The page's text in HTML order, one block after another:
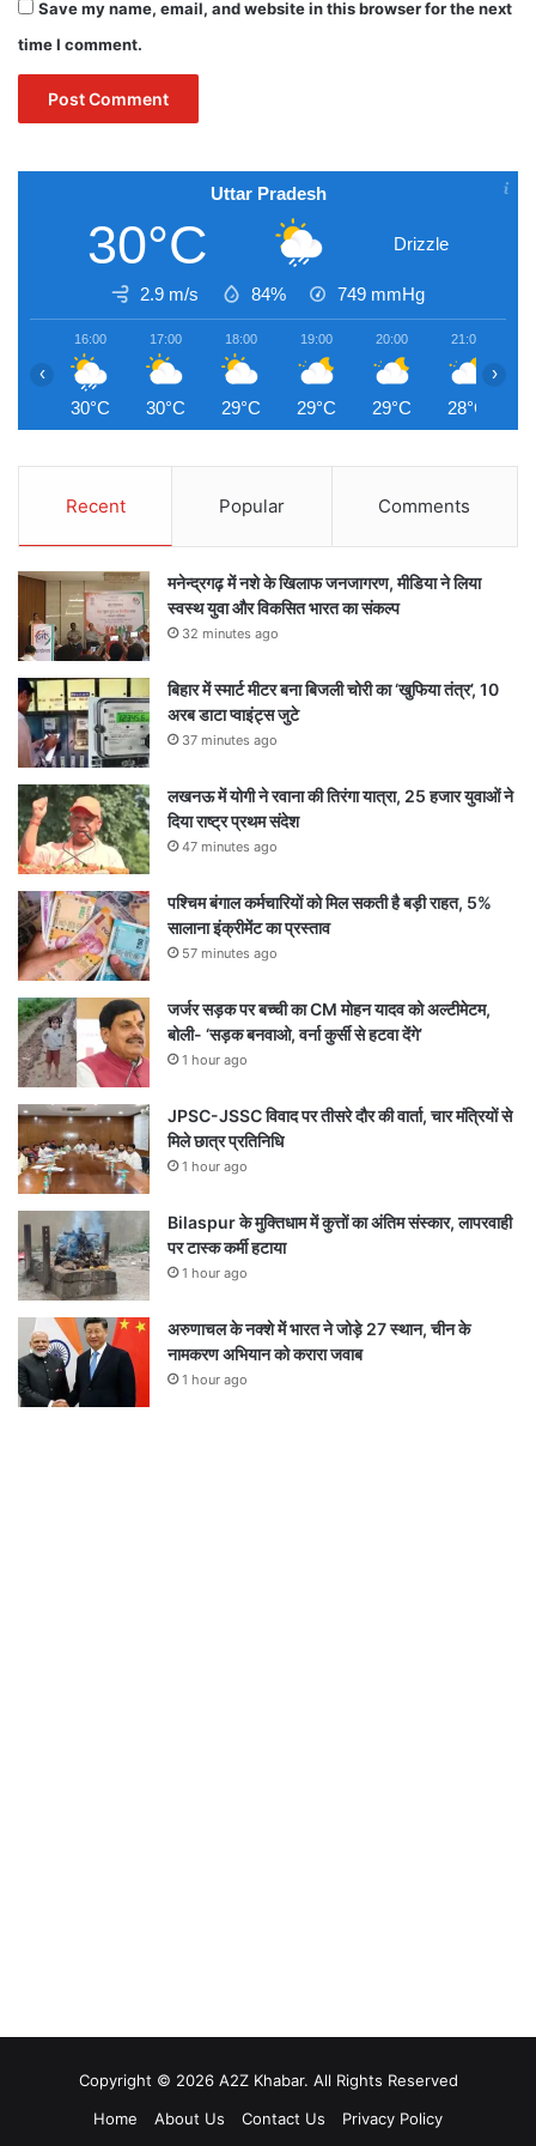
Save my name, email, and website in this browser for the next
time I comment.
Uttar Pradesh
30°C Drizzle
2.9 m/s 84% 749 mmHg
16:00
30°C
17:00
30°C
18:00
29°C
19:00
29°C
20:00
29°C
21:00
28°C
‹ ›
Recent Popular Comments
मनेन्द्रगढ़ में नशे के खिलाफ जनजागरण, मीडिया ने लिया
स्वस्थ युवा और विकसित भारत का संकल्प
32 minutes ago
बिहार में स्मार्ट मीटर बना बिजली चोरी का ‘खुफिया तंत्र’, 10
अरब डाटा प्वाइंट्स जुटे
37 minutes ago
लखनऊ में योगी ने रवाना की तिरंगा यात्रा, 25 हजार युवाओं ने
दिया राष्ट्र प्रथम संदेश
47 minutes ago
पश्चिम बंगाल कर्मचारियों को मिल सकती है बड़ी राहत, 5%
सालाना इंक्रीमेंट का प्रस्ताव
57 minutes ago
जर्जर सड़क पर बच्ची का CM मोहन यादव को अल्टीमेटम,
बोली- ‘सड़क बनवाओ, वर्ना कुर्सी से हटवा देंगे’
1 hour ago
JPSC-JSSC विवाद पर तीसरे दौर की वार्ता, चार मंत्रियों से
मिले छात्र प्रतिनिधि
1 hour ago
Bilaspur के मुक्तिधाम में कुत्तों का अंतिम संस्कार, लापरवाही
पर टास्क कर्मी हटाया
1 hour ago
अरुणाचल के नक्शे में भारत ने जोड़े 27 स्थान, चीन के
नामकरण अभियान को करारा जवाब
1 hour ago
Copyright © 2026 A2Z Khabar. All Rights Reserved
Home
About Us Contact Us Privacy Policy